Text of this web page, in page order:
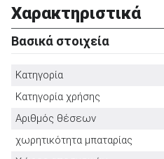
Καινούρια
Χαρακτηριστικά
Βασικά στοιχεία
Κατηγορία
Κατηγορία χρήσης
Αριθμός θέσεων
χωρητικότητα μπαταρίας